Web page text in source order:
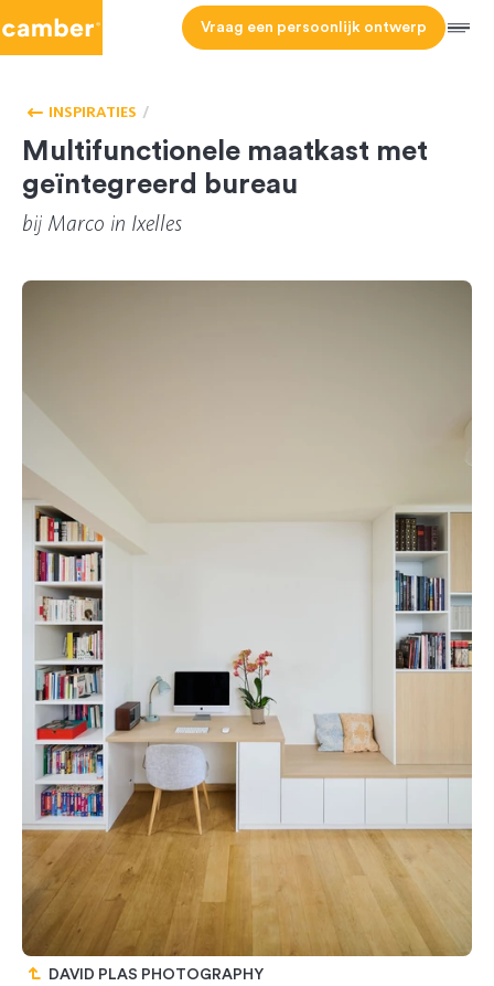
Vraag een persoonlijk ontwerp Menu
INSPIRATIES
Multifunctionele maatkast met
geïntegreerd bureau
bij Marco in Ixelles
DAVID PLAS PHOTOGRAPHY